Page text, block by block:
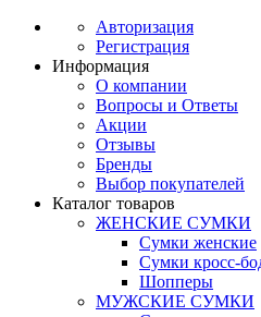
Авторизация
Регистрация
Информация
О компании
Вопросы и Ответы
Акции
Отзывы
Бренды
Выбор покупателей
Каталог товаров
ЖЕНСКИЕ СУМКИ
Сумки женские
Сумки кросс-
Шопперы
МУЖСКИЕ СУМКИ